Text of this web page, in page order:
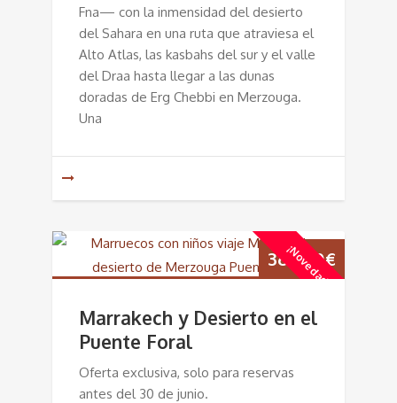
Fna— con la inmensidad del desierto
del Sahara en una ruta que atraviesa el
Alto Atlas, las kasbahs del sur y el valle
del Draa hasta llegar a las dunas
doradas de Erg Chebbi en Merzouga.
Una
¡Novedad!
365,00€
Marrakech y Desierto en el
Puente Foral
Oferta exclusiva, solo para reservas
antes del 30 de junio.